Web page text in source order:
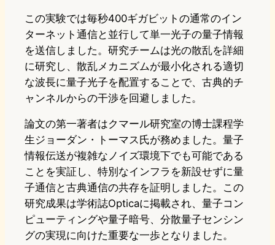
この実験では毎秒400ギガビットの通常のイン
ターネット通信と並行して単一光子の量子情報
を送信しました。研究チームは光の散乱を詳細
に研究し、散乱メカニズムが最小化される適切
な波長に量子光子を配置することで、古典的チ
ャンネルからの干渉を回避しました。
論文の第一著者はクマール研究室の博士課程学
生ジョーダン・トーマス氏が務めました。量子
情報伝送が複雑なノイズ環境下でも可能である
ことを実証し、特別なインフラを新設せずに量
子通信と古典通信の共存を証明しました。この
研究成果は学術誌Opticaに掲載され、量子コン
ピューティングや量子暗号、分散量子センシン
グの実現に向けた重要な一歩となりました。